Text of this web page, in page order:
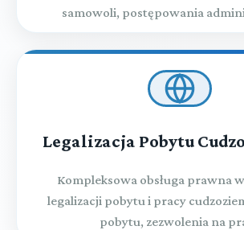
samowoli, postępowania
Legalizacja Pobytu
Kompleksowa obsługa prawna
legalizacji pobytu i pracy
pobytu, zezwolenia na